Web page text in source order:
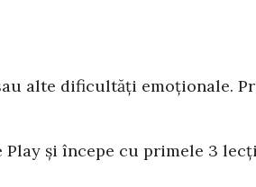
alte dificultăți emoționale.
Play și începe cu primele 3